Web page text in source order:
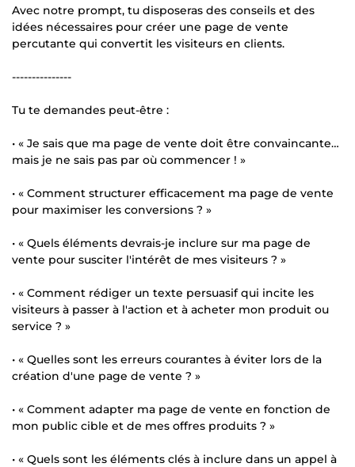
Avec notre prompt, tu disposeras des conseils et des
idées nécessaires pour créer une page de vente
percutante qui convertit les visiteurs en clients.
---------------
Tu te demandes peut-être :
• « Je sais que ma page de vente doit être convaincante…
mais je ne sais pas par où commencer ! »
• « Comment structurer efficacement ma page de vente
pour maximiser les conversions ? »
• « Quels éléments devrais-je inclure sur ma page de
vente pour susciter l'intérêt de mes visiteurs ? »
• « Comment rédiger un texte persuasif qui incite les
visiteurs à passer à l'action et à acheter mon produit ou
service ? »
• « Quelles sont les erreurs courantes à éviter lors de la
création d'une page de vente ? »
• « Comment adapter ma page de vente en fonction de
mon public cible et de mes offres produits ? »
• « Quels sont les éléments clés à inclure dans un appel à